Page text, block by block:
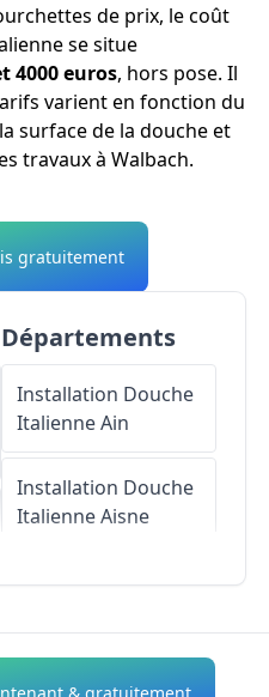
de prix, le coût
se situe
4000 euros, hors pose. Il
varient en fonction du
surface de la douche et
travaux à Walbach.
gratuitement
Départements
Installation Douche
ItalienneAin
Installation Douche
ItalienneAisne
Installation Douche